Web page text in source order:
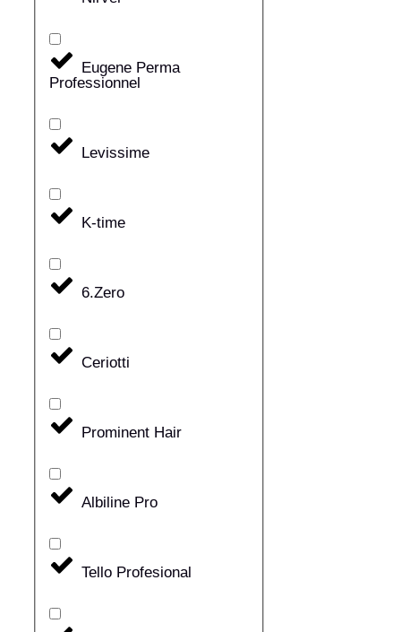
Eugene Perma
Professionnel
Levissime
K-time
6.Zero
Ceriotti
Prominent Hair
Albiline Pro
Tello Profesional